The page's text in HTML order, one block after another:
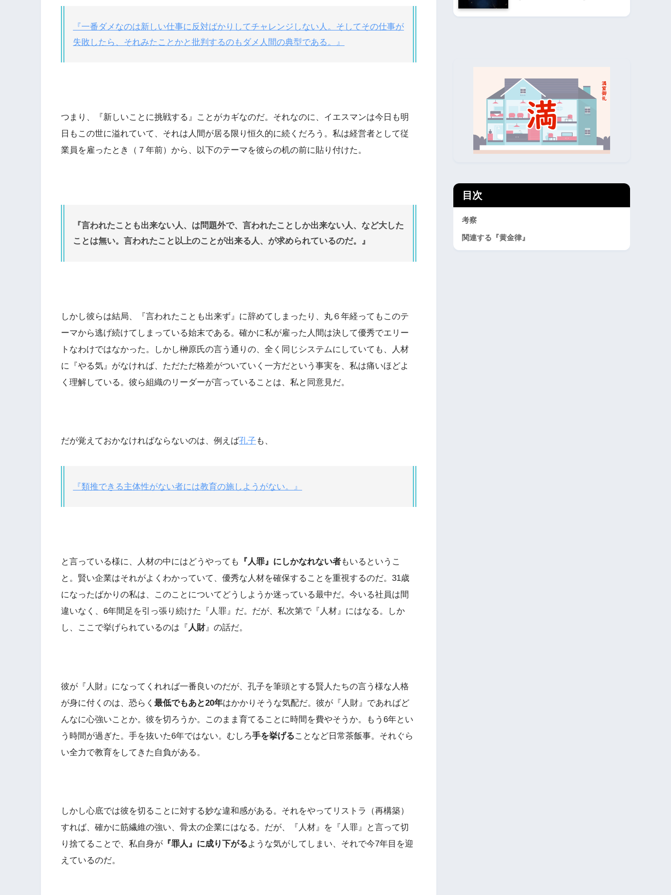
『一番ダメなのは新しい仕事に反対ばかりしてチャレンジしない人。そしてその仕事が
失敗したら、それみたことかと批判するのもダメ人間の典型である。』
つまり、『新しいことに挑戦する』ことがカギなのだ。それなのに、イエスマンは今日も明
日もこの世に溢れていて、それは人間が居る限り恒久的に続くだろう。私は経営者として従
業員を雇ったとき（７年前）から、以下のテーマを彼らの机の前に貼り付けた。
『言われたことも出来ない人、は問題外で、言われたことしか出来ない人、など大した
ことは無い。言われたこと以上のことが出来る人、が求められているのだ。』
しかし彼らは結局、『言われたことも出来ず』に辞めてしまったり、丸６年経ってもこのテ
ーマから逃げ続けてしまっている始末である。確かに私が雇った人間は決して優秀でエリー
トなわけではなかった。しかし榊原氏の言う通りの、全く同じシステムにしていても、人材
に『やる気』がなければ、ただただ格差がついていく一方だという事実を、私は痛いほどよ
く理解している。彼ら組織のリーダーが言っていることは、私と同意見だ。
だが覚えておかなければならないのは、例えば孔子 も、
『類推できる主体性がない者には教育の施しようがない。』
と言っている様に、人材の中にはどうやっても 『人罪』にしかなれない者もいるというこ
と。賢い企業はそれがよくわかっていて、優秀な人材を確保することを重視するのだ。31歳
になったばかりの私は、このことについてどうしようか迷っている最中だ。今いる社員は間
違いなく、6年間足を引っ張り続けた『人罪』だ。だが、私次第で『人材』にはなる。しか
し、ここで挙げられているのは『 人財』の話だ。
彼が『人財』になってくれれば一番良いのだが、孔子を筆頭とする賢人たちの言う様な人格
が身に付くのは、恐らく 最低でもあと20年はかかりそうな気配だ。彼が『人財』であればど
んなに心強いことか。彼を切ろうか。このまま育てることに時間を費やそうか。もう6年とい
う時間が過ぎた。手を抜いた6年ではない。むしろ手を挙げることなど日常茶飯事。それぐら
い全力で教育をしてきた自負がある。
しかし心底では彼を切ることに対する妙な違和感がある。それをやってリストラ（再構築）
すれば、確かに筋繊維の強い、骨太の企業にはなる。だが、『人材』を『人罪』と言って切
り捨てることで、私自身が 『罪人』に成り下がるような気がしてしまい、それで今7年目を迎
えているのだ。
目次
考察
関連する『黄金律』